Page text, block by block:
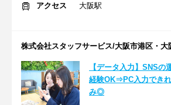
アクセス 大阪駅
株式会社スタッフサービス/大阪市港区・大
【データ入力】SNS
経験OK⇒PC入力でき
み◎